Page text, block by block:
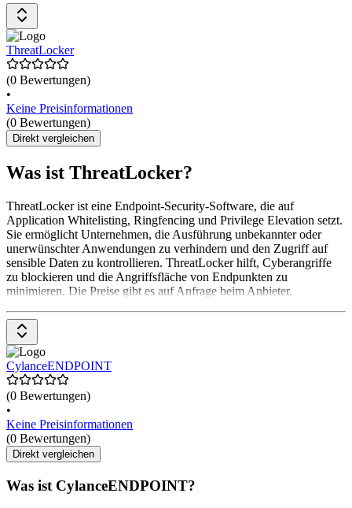
ThreatLocker
(0 Bewertungen)
•
Keine Preisinformationen
(0 Bewertungen)
Direkt vergleichen
Was ist ThreatLocker?
ThreatLocker ist eine Endpoint-Security-Software, die auf
Application Whitelisting, Ringfencing und Privilege Elevation setzt.
Sie ermöglicht Unternehmen, die Ausführung unbekannter oder
unerwünschter Anwendungen zu verhindern und den Zugriff auf
sensible Daten zu kontrollieren. ThreatLocker hilft, Cyberangriffe
zu blockieren und die Angriffsfläche von Endpunkten zu
minimieren. Die Preise gibt es auf Anfrage beim Anbieter.
CylanceENDPOINT
(0 Bewertungen)
•
Keine Preisinformationen
(0 Bewertungen)
Direkt vergleichen
Was ist CylanceENDPOINT?